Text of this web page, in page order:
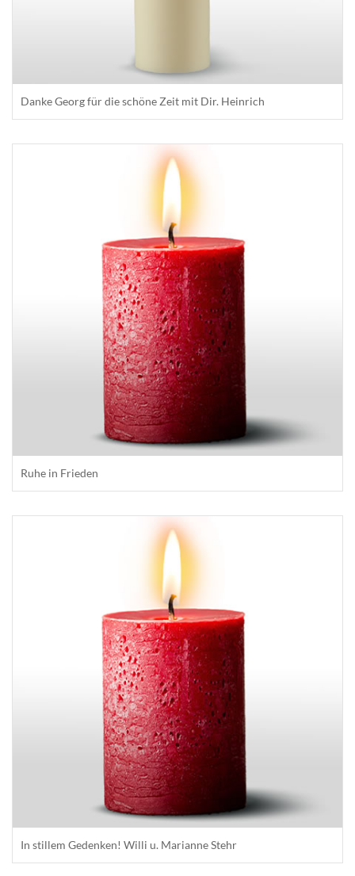
Danke Georg für die schöne Zeit mit Dir. Heinrich
Ruhe in Frieden
In stillem Gedenken! Willi u. Marianne Stehr